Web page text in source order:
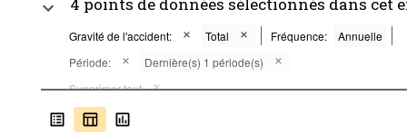
Gravité de l'accident: Total Fréquence:
Annuelle
Période:
Dernière(s) 1 période(s)
Supprimer tout